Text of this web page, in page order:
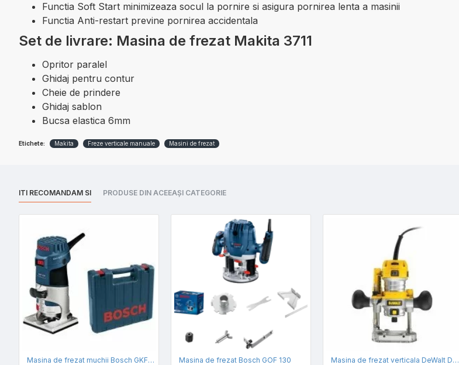
Functia Soft Start minimizeaza socul la pornire si asigura pornirea lenta a masinii
Functia Anti-restart previne pornirea accidentala
Set de livrare: Masina de frezat Makita 3711
Opritor paralel
Ghidaj pentru contur
Cheie de prindere
Ghidaj sablon
Bucsa elastica 6mm
Etichete: Makita Freze verticale manuale Masini de frezat
ITI RECOMANDAM SI PRODUSE DIN ACEEAȘI CATEGORIE
Masina de frezat muchii Bosch GKF 600 Masina de frezat Bosch GOF 130 Masina de frezat verticala DeWalt D26203-QS